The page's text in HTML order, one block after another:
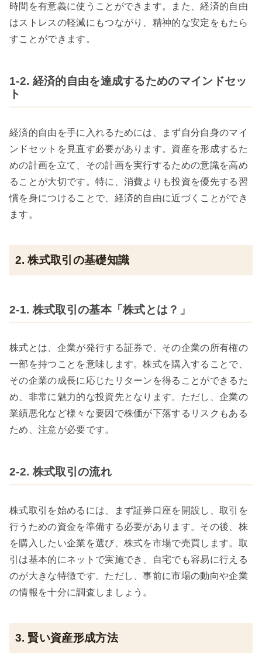
時間を有意義に使うことができます。また、経済的自由
はストレスの軽減にもつながり、精神的な安定をもたら
すことができます。
1-2. 経済的自由を達成するためのマインドセッ
ト
経済的自由を手に入れるためには、まず自分自身のマイ
ンドセットを見直す必要があります。資産を形成するた
めの計画を立て、その計画を実行するための意識を高め
ることが大切です。特に、消費よりも投資を優先する習
慣を身につけることで、経済的自由に近づくことができ
ます。
2. 株式取引の基礎知識
2-1. 株式取引の基本「株式とは？」
株式とは、企業が発行する証券で、その企業の所有権の
一部を持つことを意味します。株式を購入することで、
その企業の成長に応じたリターンを得ることができるた
め、非常に魅力的な投資先となります。ただし、企業の
業績悪化など様々な要因で株価が下落するリスクもある
ため、注意が必要です。
2-2. 株式取引の流れ
株式取引を始めるには、まず証券口座を開設し、取引を
行うための資金を準備する必要があります。その後、株
を購入したい企業を選び、株式を市場で売買します。取
引は基本的にネットで実施でき、自宅でも容易に行える
のが大きな特徴です。ただし、事前に市場の動向や企業
の情報を十分に調査しましょう。
3. 賢い資産形成方法